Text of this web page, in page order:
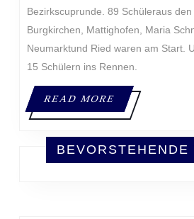
Bezirkscuprunde. 89 Schüleraus den
Burgkirchen, Mattighofen, Maria
Neumarktund Ried waren am Start.
15 Schülern ins Rennen.
READ MOREREAD
MORE
BEVORSTEHENDE